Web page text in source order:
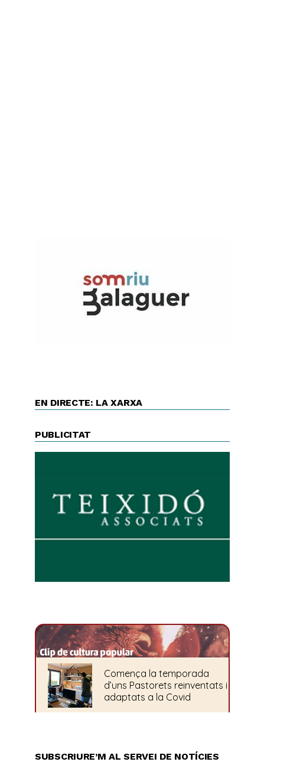
EN DIRECTE: LA XARXA
PUBLICITAT
SUBSCRIURE’M AL SERVEI DE NOTÍCIES